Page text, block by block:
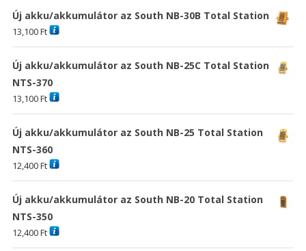
Új akku/akkumulátor az South NB-30B Total Station
13,100Ft
Új akku/akkumulátor az South NB-25C Total Station
NTS-370
13,100Ft
Új akku/akkumulátor az South NB-25 Total Station
NTS-360
12,400Ft
Új akku/akkumulátor az South NB-20 Total Station
NTS-350
12,400Ft